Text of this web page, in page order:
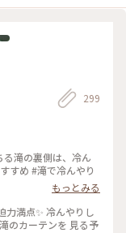
299
滝の裏側は、冷ん
すめ #滝で冷んやり
もっとみる
力満点✨ 冷んやりし
のカーテンを 見る予